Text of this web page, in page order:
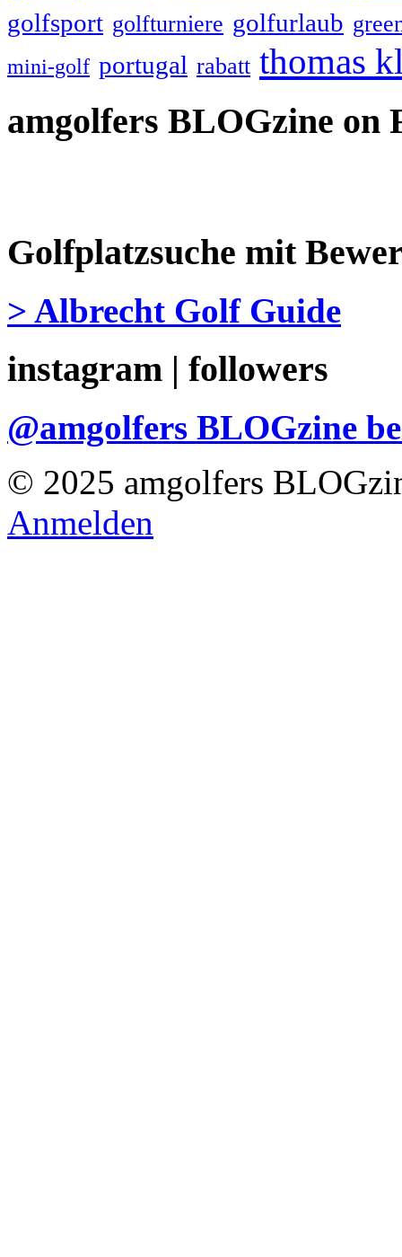
golfsport golfturniere golfurlaub
mini-golf portugal rabatt thomas
amgolfers BLOGzine on
Golfplatzsuche mit
> Albrecht Golf Guide
instagram | followers
@amgolfers BLOGzine
© 2025 amgolfers
Anmelden